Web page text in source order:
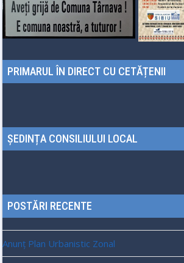
PRIMARUL ÎN DIRECT CU CETĂȚENII
ȘEDINȚA CONSILIULUI LOCAL
POSTĂRI RECENTE
Anunț Plan Urbanistic Zonal